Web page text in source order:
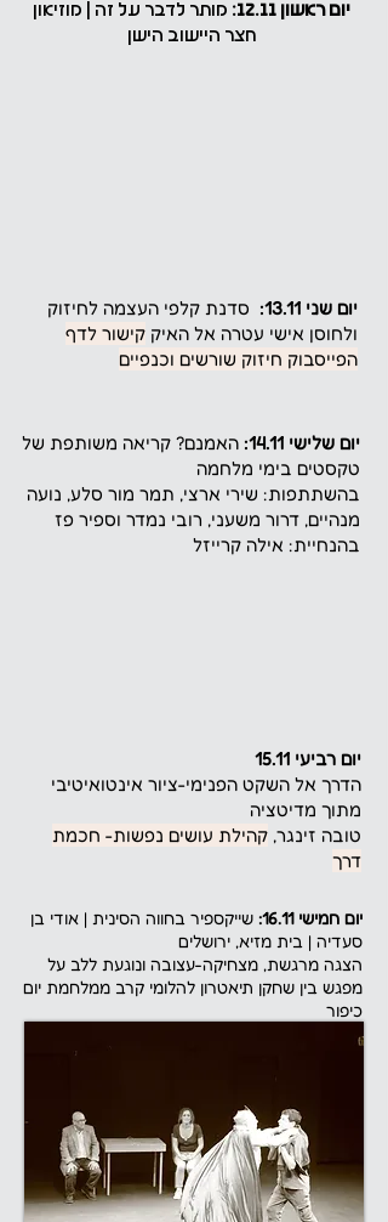
יום ראשון 12.11: מותר לדבר על זה | מוזיאון
חצר היישוב הישן
יום שני 13.11:
סדנת קלפי העצמה לחיזוק
ולחוסן אישי עטרה אל האיק קישור לדף
הפייסבוק חיזוק שורשים וכנפיים
יום שלישי 14.11:
האמנם? קריאה משותפת של
טקסטים בימי מלחמה
בהשתתפות: שירי ארצי, תמר מור סלע, נועה
מנהיים, דרור משעני, רובי נמדר וספיר פז
בהנחיית: אילה קרייזל
יום רביעי 15.11
הדרך אל השקט הפנימי-ציור אינטואיטיבי
מתוך מדיטציה
טובה זינגר, קהילת עושים נפשות- חכמת
דרך
יום חמישי 16.11:
שייקספיר בחווה הסינית | אודי בן
סעדיה | בית מזיא, ירושלים
הצגה מרגשת, מצחיקה-עצובה ונוגעת ללב על
מפגש בין שחקן תיאטרון להלומי קרב ממלחמת יום
כיפור